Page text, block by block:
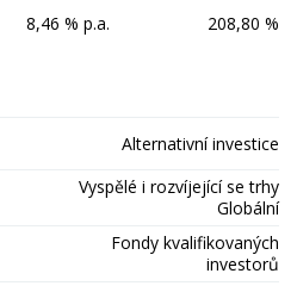
8,46 % p.a. 208,80 %
Alternativní investice
Vyspělé i rozvíjející se trhy
Globální
Fondy kvalifikovaných
investorů